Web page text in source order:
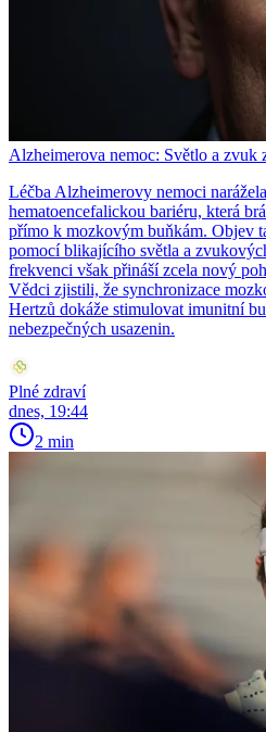
Alzheimerova nemoc: Světlo a zvuk
Léčba Alzheimerovy nemoci
hematoencefalickou bariéru, která
přímo k mozkovým buňkám. Objev
pomocí blikajícího světla a
frekvenci však přináší zcela nový
Vědci zjistili, že synchronizace
Hertzů dokáže stimulovat imunitní
nebezpečných usazenin.
Plné zdraví
dnes, 19:44
2 min